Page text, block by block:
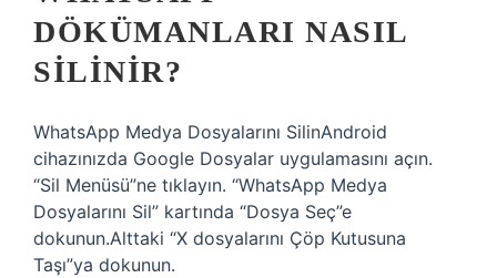
DÖKÜMANLARI NASIL
SILINIR?
WhatsApp Medya Dosyalarını SilinAndroid
cihazınızda Google Dosyalar uygulamasını açın.
“Sil Menüsü”ne tıklayın. “WhatsApp Medya
Dosyalarını Sil” kartında “Dosya Seç”e
dokunun.Alttaki “X dosyalarını Çöp Kutusuna
Taşı”ya dokunun.